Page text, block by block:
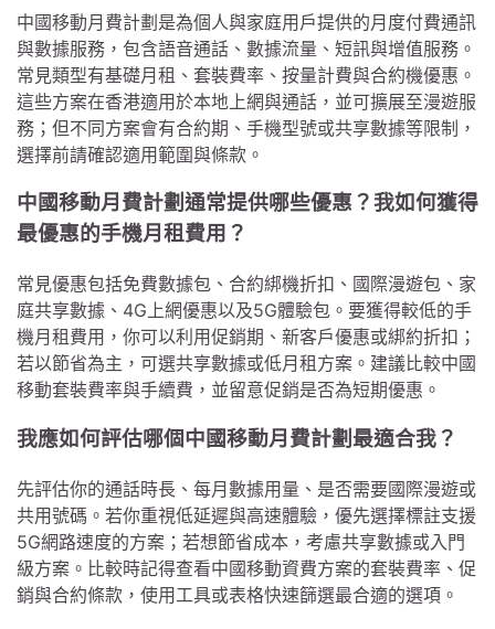
中國移動月費計劃是為個人與家庭用戶提供的月度付費通訊
與數據服務，包含語音通話、數據流量、短訊與增值服務。
常見類型有基礎月租、套裝費率、按量計費與合約機優惠。
這些方案在香港適用於本地上網與通話，並可擴展至漫遊服
務；但不同方案會有合約期、手機型號或共享數據等限制，
選擇前請確認適用範圍與條款。
中國移動月費計劃通常提供哪些優惠？我如何獲得
最優惠的手機月租費用？
常見優惠包括免費數據包、合約綁機折扣、國際漫遊包、家
庭共享數據、4G上網優惠以及5G體驗包。要獲得較低的手
機月租費用，你可以利用促銷期、新客戶優惠或綁約折扣；
若以節省為主，可選共享數據或低月租方案。建議比較中國
移動套裝費率與手續費，並留意促銷是否為短期優惠。
我應如何評估哪個中國移動月費計劃最適合我？
先評估你的通話時長、每月數據用量、是否需要國際漫遊或
共用號碼。若你重視低延遲與高速體驗，優先選擇標註支援
5G網路速度的方案；若想節省成本，考慮共享數據或入門
級方案。比較時記得查看中國移動資費方案的套裝費率、促
銷與合約條款，使用工具或表格快速篩選最合適的選項。